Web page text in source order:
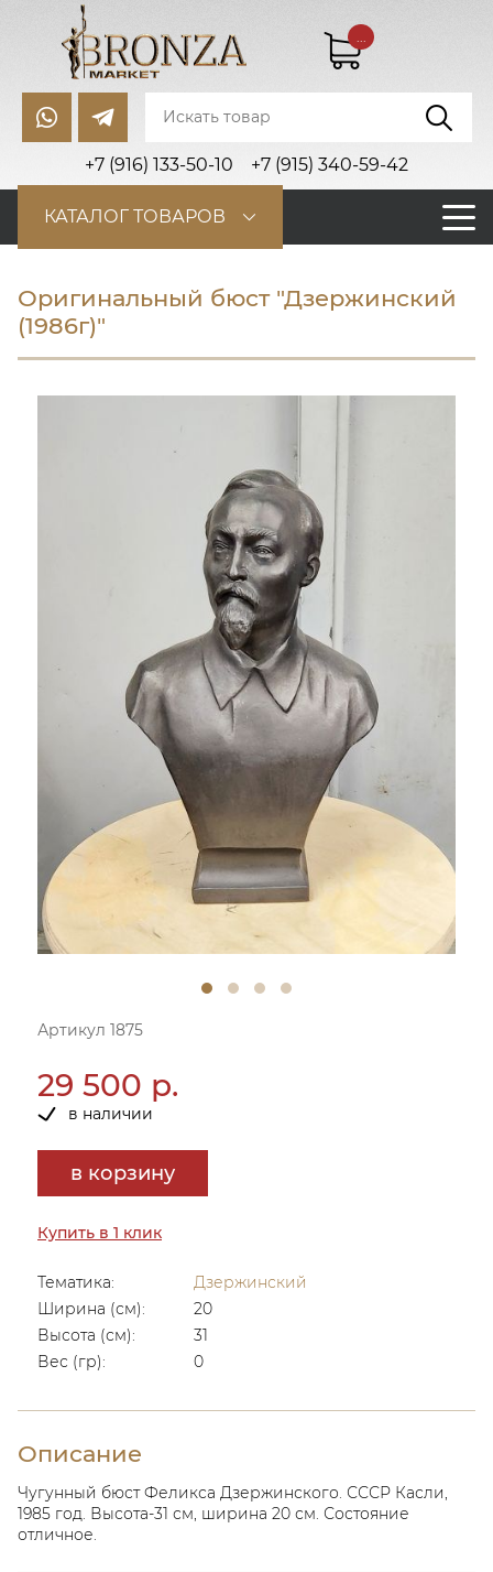
+7 (916) 133-50-10 +7 (915) 340-59-42
...
КАТАЛОГ ТОВАРОВ
Оригинальный бюст "Дзержинский
(1986г)"
Артикул 1875
29 500 р.
в наличии
в корзину
Купить в 1 клик
Тематика:
Дзержинский
Ширина (см):
20
Высота (см):
31
Вес (гр):
0
Описание
Чугунный бюст Феликса Дзержинского. СССР Касли,
1985 год. Высота-31 см, ширина 20 см. Состояние
отличное.